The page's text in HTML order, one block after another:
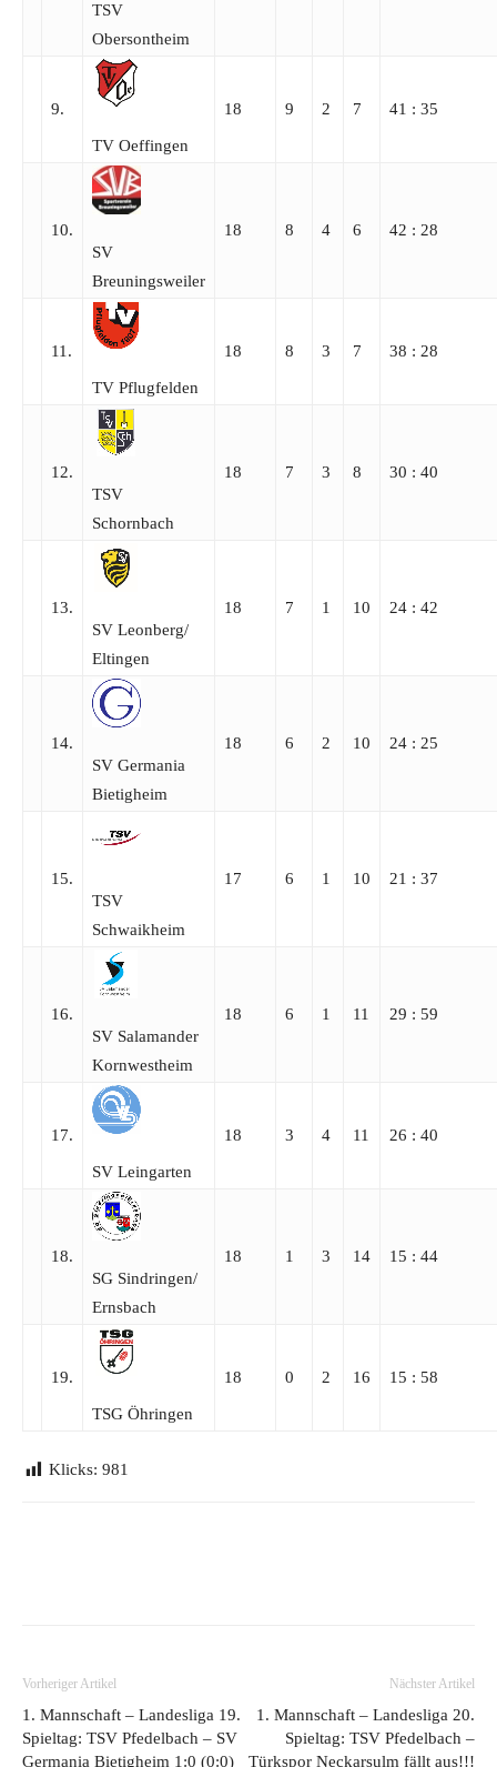
TSV
Obersontheim
9.
TV Oeffingen
18 9 2 7 41 : 35
10.
SV
Breuningsweiler
18 8 4 6 42 : 28
11.
TV Pflugfelden
18 8 3 7 38 : 28
12.
TSV
Schornbach
18 7 3 8 30 : 40
13.
SV Leonberg/​
Eltingen
18 7 1 10 24 : 42
14.
SV Germania
Bietigheim
18 6 2 10 24 : 25
15.
TSV
Schwaikheim
17 6 1 10 21 : 37
16.
SV Salamander
Kornwestheim
18 6 1 11 29 : 59
17.
SV Leingarten
18 3 4 11 26 : 40
18.
SG Sindringen/​
Ernsbach
18 1 3 14 15 : 44
19.
TSG Öhringen
18 0 2 16 15 : 58
Klicks: 981
Vorheriger Artikel
1. Mannschaft – Landesliga 19.
Spieltag: TSV Pfedelbach – SV
Germania Bietigheim 1:0 (0:0)
Nächster Artikel
1. Mannschaft – Landesliga 20.
Spieltag: TSV Pfedelbach –
Türkspor Neckarsulm fällt aus!!!